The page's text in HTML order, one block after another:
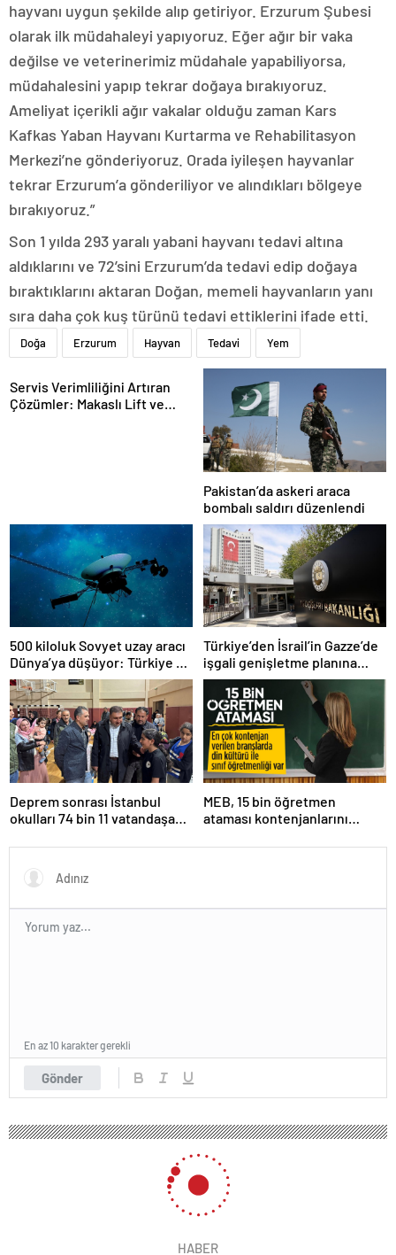
hayvanı uygun şekilde alıp getiriyor. Erzurum Şubesi
olarak ilk müdahaleyi yapıyoruz. Eğer ağır bir vaka
değilse ve veterinerimiz müdahale yapabiliyorsa,
müdahalesini yapıp tekrar doğaya bırakıyoruz.
Ameliyat içerikli ağır vakalar olduğu zaman Kars
Kafkas Yaban Hayvanı Kurtarma ve Rehabilitasyon
Merkezi’ne gönderiyoruz. Orada iyileşen hayvanlar
tekrar Erzurum’a gönderiliyor ve alındıkları bölgeye
bırakıyoruz.”
Son 1 yılda 293 yaralı yabani hayvanı tedavi altına
aldıklarını ve 72’sini Erzurum’da tedavi edip doğaya
bıraktıklarını aktaran Doğan, memeli hayvanların yanı
sıra daha çok kuş türünü tedavi ettiklerini ifade etti.
Doğa Erzurum Hayvan Tedavi Yem
Servis Verimliliğini Artıran
Çözümler: Makaslı Lift ve
Pakistan’da askeri araca
bombalı saldırı düzenlendi
500 kiloluk Sovyet uzay aracı
Dünya’ya düşüyor: Türkiye de
risk altında
Türkiye’den İsrail’in Gazze’de
işgali genişletme planına
tepki
Deprem sonrası İstanbul
okulları 74 bin 11 vatandaşa
MEB, 15 bin öğretmen
ataması kontenjanlarını
Gönder
En az 10 karakter gerekli
HABER